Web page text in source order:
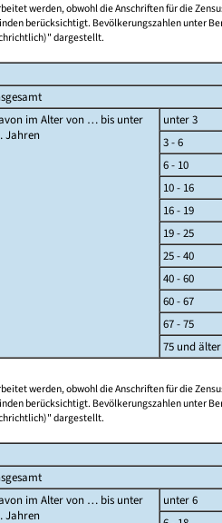
werden, obwohl die Anschriften für die
berücksichtigt. Bevölkerungszahlen unter
dargestellt.
im Alter von … bis unter
Jahren
unter 3
3 - 6
6 - 10
10 - 16
16 - 19
19 - 25
25 - 40
40 - 60
60 - 67
67 - 75
75 und älter
werden, obwohl die Anschriften für die
berücksichtigt. Bevölkerungszahlen unter
dargestellt.
im Alter von … bis unter
Jahren
unter 6